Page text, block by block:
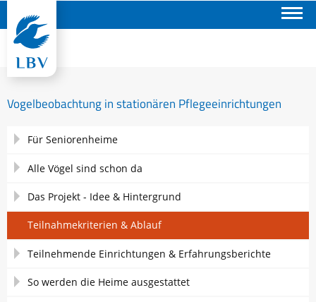
Vogelbeobachtung in stationären Pflegeeinrichtungen
Navigation
Für Seniorenheime
Alle Vögel sind schon da
Das Projekt - Idee & Hintergrund
Teilnahmekriterien & Ablauf
Teilnehmende Einrichtungen & Erfahrungsberichte
So werden die Heime ausgestattet